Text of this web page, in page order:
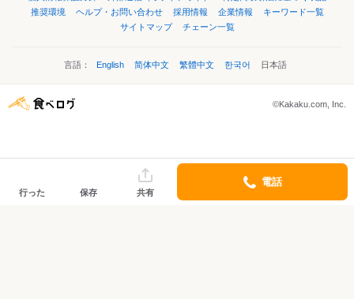
推奨環境
ヘルプ・お問い合わせ 採用情報 企業情報
キーワード一覧
サイトマップ
チェーン一覧
言語： English 简体中文 繁體中文 한국어 日本語
©Kakaku.com, Inc.
行った 保存 共有
電話